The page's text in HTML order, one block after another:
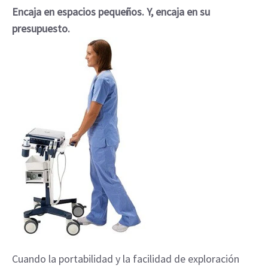
Encaja en espacios pequeños. Y, encaja en su
presupuesto.
Cuando la portabilidad y la facilidad de exploración